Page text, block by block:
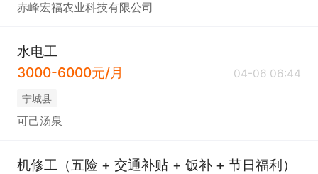
赤峰宏福农业科技有限公司
水电工
3000-6000元/月
04-06 06:44
宁城县
可己汤泉
机修工（五险 + 交通补贴 + 饭补 + 节日福利）